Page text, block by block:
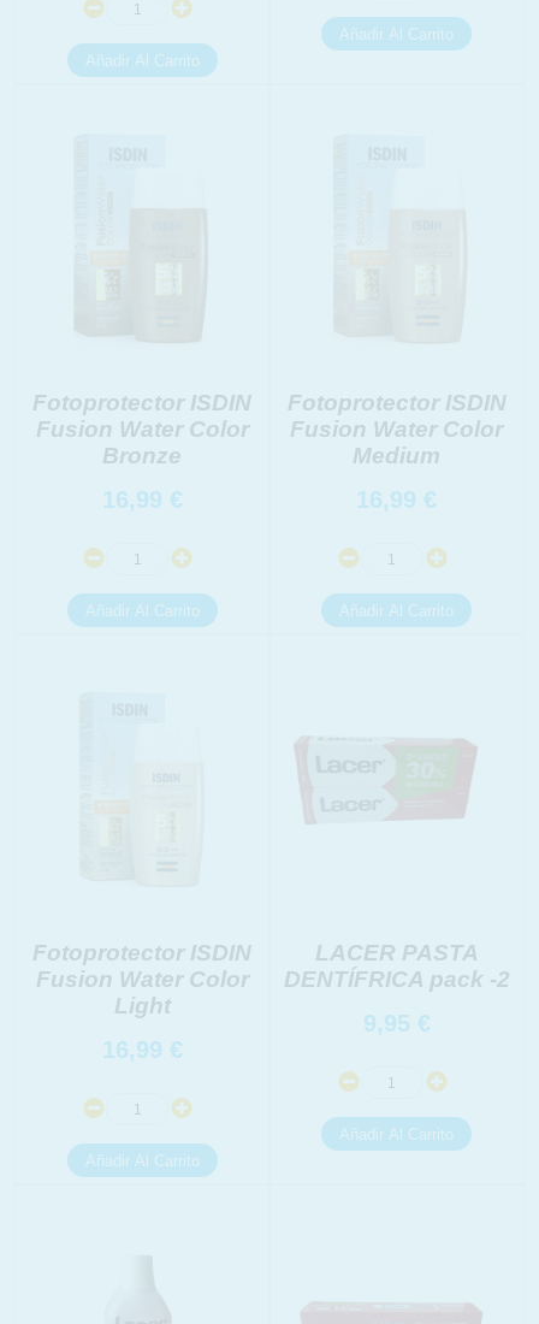
Fotoprotector ISDIN
Fusion Water Color
Bronze
16,99 €
Fotoprotector ISDIN
Fusion Water Color
Medium
16,99 €
Fotoprotector ISDIN
Fusion Water Color
Light
16,99 €
LACER PASTA
DENTÍFRICA pack -2
9,95 €